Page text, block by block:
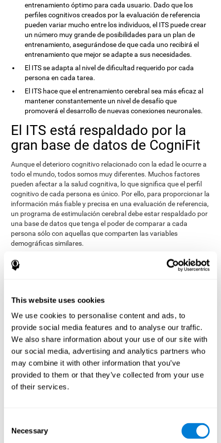
This website uses cookies
We use cookies to personalise content and ads, to
provide social media features and to analyse our traffic.
We also share information about your use of our site with
our social media, advertising and analytics partners who
may combine it with other information that you’ve
provided to them or that they’ve collected from your use
of their services.
Selection
Necessary
entrenamiento óptimo para cada usuario. Dado que los
perfiles cognitivos creados por la evaluación de referencia
pueden variar mucho entre los individuos, el ITS puede crear
un número muy grande de posibilidades para un plan de
entrenamiento, asegurándose de que cada uno recibirá el
entrenamiento que mejor se adapte a sus necesidades.
El ITS se adapta al nivel de dificultad requerido por cada
persona en cada tarea.
El ITS hace que el entrenamiento cerebral sea más eficaz al
mantener constantemente un nivel de desafío que
promoverá el desarrollo de nuevas conexiones neuronales.
El ITS está respaldado por la
gran base de datos de CogniFit
Aunque el deterioro cognitivo relacionado con la edad le ocurre a
todo el mundo, todos somos muy diferentes. Muchos factores
pueden afectar a la salud cognitiva, lo que significa que el perfil
cognitivo de cada persona es único. Por ello, para proporcionar la
información más fiable y precisa en una evaluación de referencia,
un programa de estimulación cerebral debe estar respaldado por
una base de datos que tenga el poder de comparar a cada
persona sólo con aquellas que comparten las variables
demográficas similares.
La base de datos de CogniFit contiene información recopilada de
más de 4.000.000 de usuarios que se caracterizan por diversas
cerebral de CogniFit pueden recurrir a ella para retroalimentarse y
sofisticada puntuación y clasificación de las habilidades permite
una sólida base para crear un entrenamiento cognitivo bien
diseñado, basado en la realidad y eficaz.
Resumen
Normalmente, los productos de la competencia permiten al
usuario determinar el nivel de dificultad o las tareas que se
podrían ser más desafiantes, estos productos no son capaces de
ser tan eficaces o eficientes como los programas de estimulación